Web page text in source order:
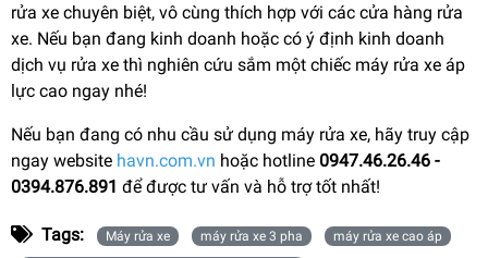
rửa xe chuyên biệt, vô cùng thích hợp với các cửa hàng rửa
xe. Nếu bạn đang kinh doanh hoặc có ý định kinh doanh
dịch vụ rửa xe thì nghiên cứu sắm một chiếc máy rửa xe áp
lực cao ngay nhé!
Nếu bạn đang có nhu cầu sử dụng máy rửa xe, hãy truy cập
ngay website havn.com.vn hoặc hotline 0947.46.26.46 -
0394.876.891 để được tư vấn và hỗ trợ tốt nhất!
Tags: Máy rửa xe máy rửa xe 3 pha
máy rửa xe cao áp